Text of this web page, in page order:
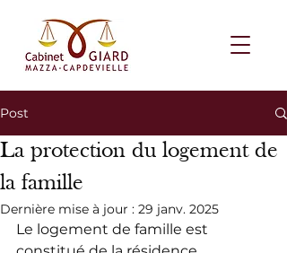
Post
La protection du logement de
la famille
Dernière mise à jour : 29 janv. 2025
Le logement de famille est